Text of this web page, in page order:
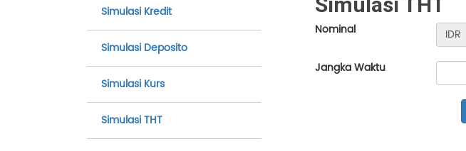
Simulasi Kredit
Simulasi Deposito
Simulasi Kurs
Simulasi THT
Nominal IDR
Jangka Waktu